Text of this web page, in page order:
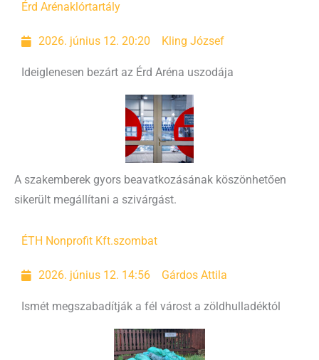
Érd Arénaklórtartály
2026. június 12. 20:20 Kling József
Ideiglenesen bezárt az Érd Aréna uszodája
A szakemberek gyors beavatkozásának köszönhetően
sikerült megállítani a szivárgást.
ÉTH Nonprofit Kft.szombat
2026. június 12. 14:56 Gárdos Attila
Ismét megszabadítják a fél várost a zöldhulladéktól